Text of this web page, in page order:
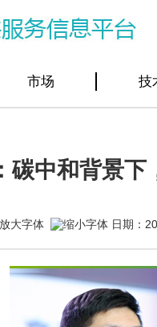
市场 技
碳中和背景下
日期：